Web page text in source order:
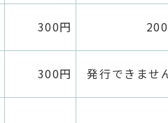
300円
300円 発行できませ